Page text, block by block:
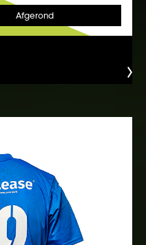
Afgerond